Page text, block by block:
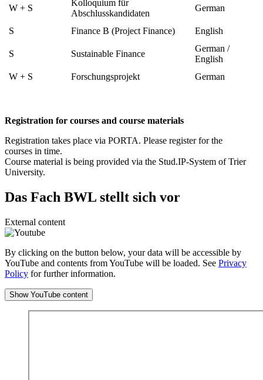
W + S
Kolloquium für
Abschlusskandidaten
German
S Finance B (Project Finance) English
S Sustainable Finance
German /
English
W + S
Forschungsprojekt German
Registration for courses and course materials
Registration takes place via PORTA. Please register for the
courses in time.
Course material is being provided via the Stud.IP-System of Trier
University.
Das Fach BWL stellt sich vor
External content
By clicking on the button below, your data will be accessible by
YouTube and contents from YouTube will be loaded. See Privacy
Policy for further information.
Show YouTube content